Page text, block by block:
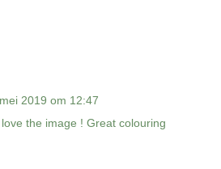
2019 om 12:47
the image ! Great colouring